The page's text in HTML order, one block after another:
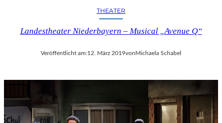
THEATER
Landestheater Niederbayern – Musical „Avenue Q“
Veröffentlicht am:12. März 2019vonMichaela Schabel